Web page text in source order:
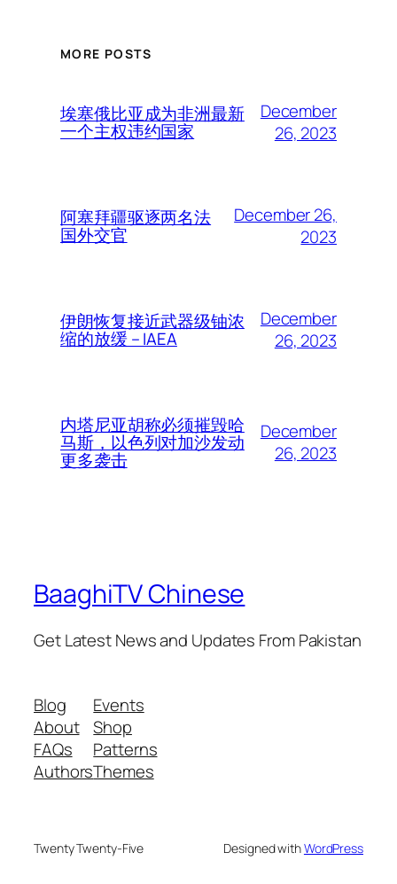
MORE POSTS
埃塞俄比亚成为非洲最新
一个主权违约国家
December
26, 2023
阿塞拜疆驱逐两名法
国外交官
December 26,
2023
伊朗恢复接近武器级铀浓
缩的放缓 – IAEA
December
26, 2023
内塔尼亚胡称必须摧毁哈
马斯，以色列对加沙发动
更多袭击
December
26, 2023
BaaghiTV Chinese
Get Latest News and Updates From Pakistan
Blog
About
FAQs
Authors
Events
Shop
Patterns
Themes
Twenty Twenty-Five Designed withWordPress